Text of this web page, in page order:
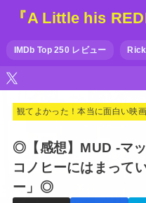
『A Little his
IMDb Top 250 レビュー
観てよかった！本当に面白い映
◎【感想】MUD -マ
コノヒーにはまって
ー」◎